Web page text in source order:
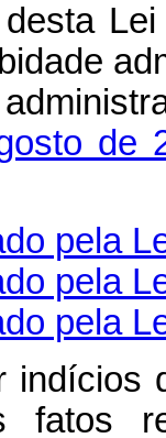
de
pela
pela
pela
indícios
fatos